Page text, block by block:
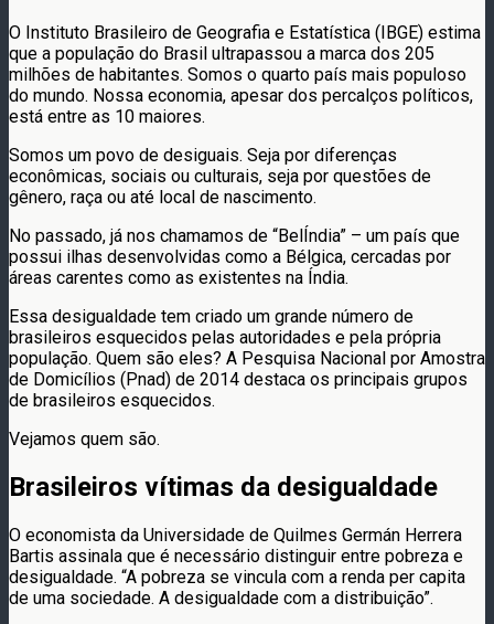
O Instituto Brasileiro de Geografia e Estatística (IBGE) estima
que a população do Brasil ultrapassou a marca dos 205
milhões de habitantes. Somos o quarto país mais populoso
do mundo. Nossa economia, apesar dos percalços políticos,
está entre as 10 maiores.
Somos um povo de desiguais. Seja por diferenças
econômicas, sociais ou culturais, seja por questões de
gênero, raça ou até local de nascimento.
No passado, já nos chamamos de “BelÍndia” – um país que
possui ilhas desenvolvidas como a Bélgica, cercadas por
áreas carentes como as existentes na Índia.
Essa desigualdade tem criado um grande número de
brasileiros esquecidos pelas autoridades e pela própria
população. Quem são eles? A Pesquisa Nacional por Amostra
de Domicílios (Pnad) de 2014 destaca os principais grupos
de brasileiros esquecidos.
Vejamos quem são.
Brasileiros vítimas da desigualdade
O economista da Universidade de Quilmes Germán Herrera
Bartis assinala que é necessário distinguir entre pobreza e
desigualdade. “A pobreza se vincula com a renda per capita
de uma sociedade. A desigualdade com a distribuição”.